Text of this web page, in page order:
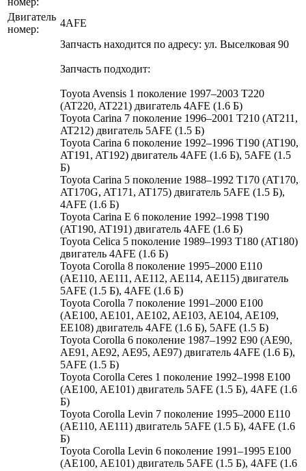
Двигатель
номер:
4AFE
Запчасть находится по адресу: ул. Выселковая 90
Запчасть подходит:
Toyota Avensis 1 поколение 1997–2003 T220
(AT220, AT221) двигатель 4AFE (1.6 Б)
Toyota Carina 7 поколение 1996–2001 T210 (AT211,
AT212) двигатель 5AFE (1.5 Б)
Toyota Carina 6 поколение 1992–1996 T190 (AT190,
AT191, AT192) двигатель 4AFE (1.6 Б), 5AFE (1.5
Б)
Toyota Carina 5 поколение 1988–1992 T170 (AT170,
AT170G, AT171, AT175) двигатель 5AFE (1.5 Б),
4AFE (1.6 Б)
Toyota Carina E 6 поколение 1992–1998 T190
(AT190, AT191) двигатель 4AFE (1.6 Б)
Toyota Celica 5 поколение 1989–1993 T180 (AT180)
двигатель 4AFE (1.6 Б)
Toyota Corolla 8 поколение 1995–2000 E110
(AE110, AE111, AE112, AE114, AE115) двигатель
5AFE (1.5 Б), 4AFE (1.6 Б)
Toyota Corolla 7 поколение 1991–2000 E100
(AE100, AE101, AE102, AE103, AE104, AE109,
EE108) двигатель 4AFE (1.6 Б), 5AFE (1.5 Б)
Toyota Corolla 6 поколение 1987–1992 E90 (AE90,
AE91, AE92, AE95, AE97) двигатель 4AFE (1.6 Б),
5AFE (1.5 Б)
Toyota Corolla Ceres 1 поколение 1992–1998 E100
(AE100, AE101) двигатель 5AFE (1.5 Б), 4AFE (1.6
Б)
Toyota Corolla Levin 7 поколение 1995–2000 E110
(AE110, AE111) двигатель 5AFE (1.5 Б), 4AFE (1.6
Б)
Toyota Corolla Levin 6 поколение 1991–1995 E100
(AE100, AE101) двигатель 5AFE (1.5 Б), 4AFE (1.6